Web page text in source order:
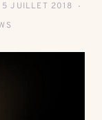
5 JUILLET 2018